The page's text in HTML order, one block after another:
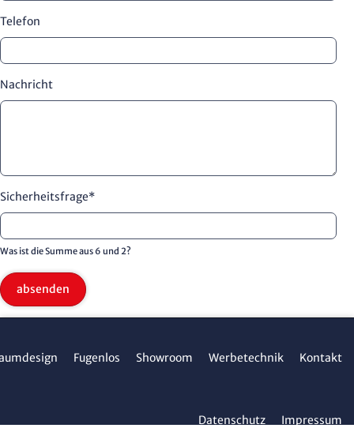
Telefon
Nachricht
Sicherheitsfrage*
Was ist die Summe aus 6 und 2?
absenden
Fugenlos Showroom Werbetechnik Kontakt
Datenschutz Impressum